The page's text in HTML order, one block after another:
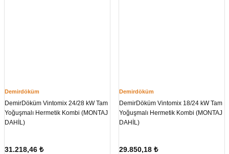
Demirdöküm
DemirDöküm Vintomix 24/28 kW Tam
Yoğuşmalı Hermetik Kombi (MONTAJ
DAHİL)
31.218,46 ₺
Demirdöküm
DemirDöküm Vintomix 18/24 kW Tam
Yoğuşmalı Hermetik Kombi (MONTAJ
DAHİL)
29.850,18 ₺